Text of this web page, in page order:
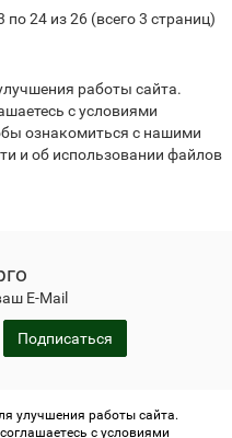
по 24 из 26 (всего 3 страниц)
работы сайта.
с условиями
ознакомиться с нашими
и об использовании файлов
E-Mail
Подписаться
Политика
улучшения работы сайта.
с условиями